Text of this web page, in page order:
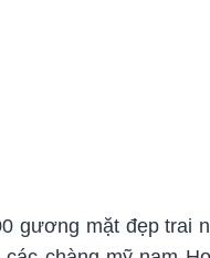
gương mặt đẹp trai